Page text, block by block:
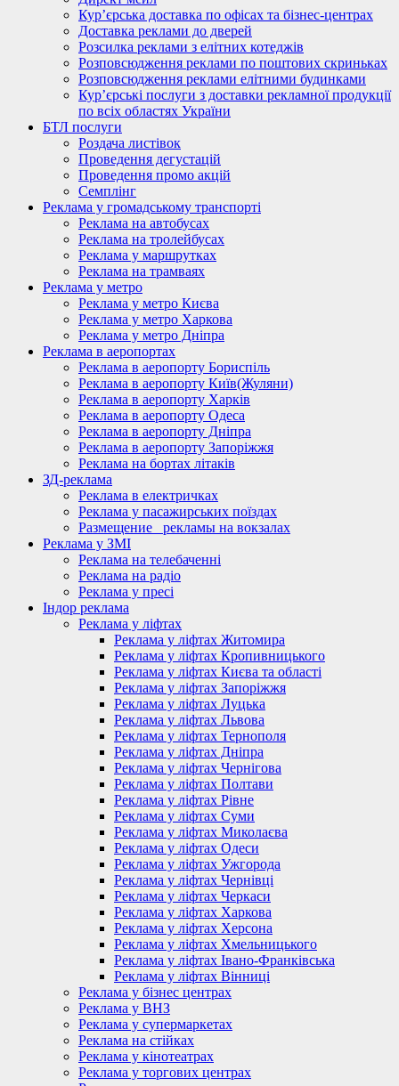
Кур’єрська доставка по офісах та бізнес-центрах
Доставка реклами до дверей
Розсилка реклами з елітних котеджів
Розповсюдження реклами по поштових скриньках
Розповсюдження реклами елітними будинками
Кур’єрські послуги з доставки рекламної продукції
по всіх областях України
БТЛ послуги
Роздача листівок
Проведення дегустацій
Проведення промо акцій
Семплінг
Реклама у громадському транспорті
Реклама на автобусах
Реклама на тролейбусах
Реклама у маршрутках
Реклама на трамваях
Реклама у метро
Реклама у метро Києва
Реклама у метро Харкова
Реклама у метро Дніпра
Реклама в аеропортах
Реклама в аеропорту Бориспіль
Реклама в аеропорту Київ(Жуляни)
Реклама в аеропорту Харків
Реклама в аеропорту Одеса
Реклама в аеропорту Дніпра
Реклама в аеропорту Запоріжжя
Реклама на бортах літаків
ЗД-реклама
Реклама в електричках
Реклама у пасажирських поїздах
Размещение_ рекламы на вокзалах
Реклама у ЗМІ
Реклама на телебаченні
Реклама на радіо
Реклама у пресі
Індор реклама
Реклама у ліфтах
Реклама у ліфтах Житомира
Реклама у ліфтах Кропивницького
Реклама у ліфтах Києва та області
Реклама у ліфтах Запоріжжя
Реклама у ліфтах Луцька
Реклама у ліфтах Львова
Реклама у ліфтах Тернополя
Реклама у ліфтах Дніпра
Реклама у ліфтах Чернігова
Реклама у ліфтах Полтави
Реклама у ліфтах Рівне
Реклама у ліфтах Суми
Реклама у ліфтах Миколаєва
Реклама у ліфтах Одеси
Реклама у ліфтах Ужгорода
Реклама у ліфтах Чернівці
Реклама у ліфтах Черкаси
Реклама у ліфтах Харкова
Реклама у ліфтах Херсона
Реклама у ліфтах Хмельницького
Реклама у ліфтах Івано-Франківська
Реклама у ліфтах Вінниці
Реклама у бізнес центрах
Реклама у ВНЗ
Реклама у супермаркетах
Реклама на стійках
Реклама у кінотеатрах
Реклама у торгових центрах